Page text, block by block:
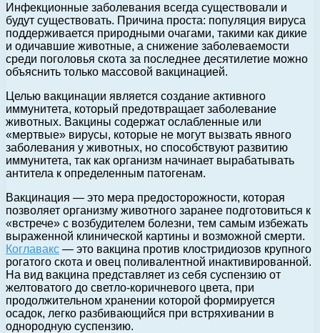
Инфекционные заболевания всегда существовали и
будут существовать. Причина проста: популяция вируса
поддерживается природными очагами, такими как дикие
и одичавшие животные, а снижение заболеваемости
среди поголовья скота за последнее десятилетие можно
объяснить только массовой вакцинацией.
Целью вакцинации является создание активного
иммунитета, который предотвращает заболевание
животных. Вакцины содержат ослабленные или
«мертвые» вирусы, которые не могут вызвать явного
заболевания у животных, но способствуют развитию
иммунитета, так как организм начинает вырабатывать
антитела к определенным патогенам.
Вакцинация — это мера предосторожности, которая
позволяет организму животного заранее подготовиться к
«встрече» с возбудителем болезни, тем самым избежать
выраженной клинической картины и возможной смерти.
Коглавакс — это вакцина против клостридиозов крупного
рогатого скота и овец поливалентной инактивированной.
На вид вакцина представляет из себя суспензию от
желтоватого до светло-коричневого цвета, при
продолжительном хранении которой формируется
осадок, легко разбивающийся при встряхивании в
однородную суспензию.